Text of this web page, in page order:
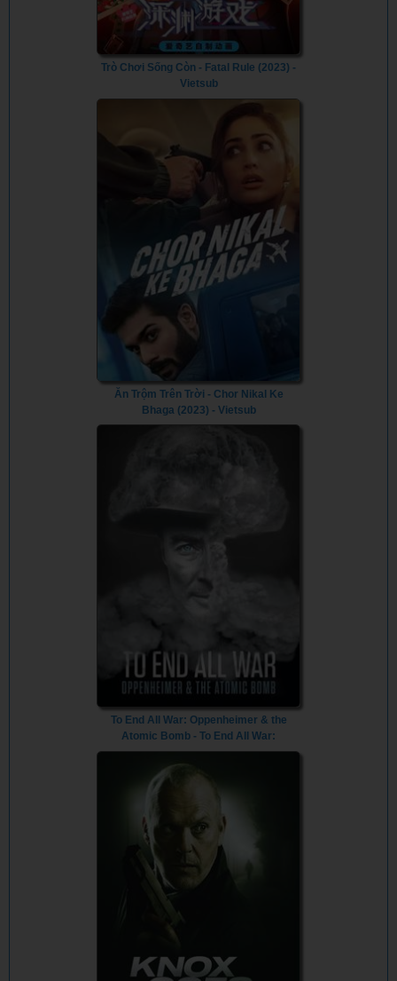
Trò Chơi Sống Còn - Fatal Rule (2023) -
Vietsub
Ăn Trộm Trên Trời - Chor Nikal Ke
Bhaga (2023) - Vietsub
To End All War: Oppenheimer & the
Atomic Bomb - To End All War:
Oppenheimer & the Atomic Bomb (2023)